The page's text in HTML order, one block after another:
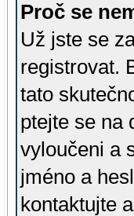
Proč se
Už jste se
registrovat.
tato
ptejte se na
vyloučeni a
jméno a
kontaktujte